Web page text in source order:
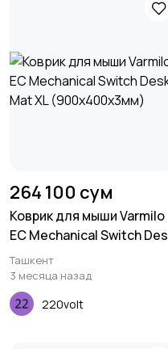
264 100 сум
Коврик для мыши Varmilo
EC Mechanical Switch
Mat XL (900х400х3мм)
Ташкент
3 месяца назад
220volt